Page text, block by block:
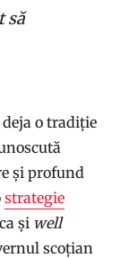
să
o tradiție
și profund
strategie
și well
scoțian